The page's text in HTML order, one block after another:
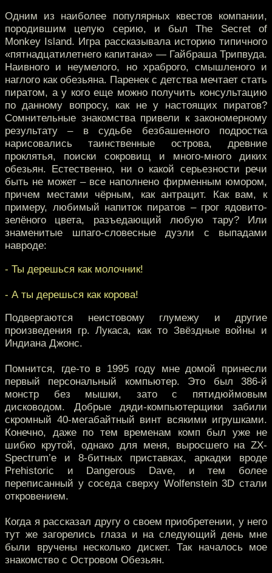
Одним из наиболее популярных квестов компании,
породившим целую серию, и был The Secret of
Monkey Island. Игра рассказывала историю типичного
«пятнадцатилетнего капитана» — Гайбраша Трипвуда.
Наивного и неумелого, но храброго, смышленого и
наглого как обезьяна. Паренек с детства мечтает стать
пиратом, а у кого еще можно получить консультацию
по данному вопросу, как не у настоящих пиратов?
Сомнительные знакомства привели к закономерному
результату – в судьбе безбашенного подростка
нарисовались таинственные острова, древние
проклятья, поиски сокровищ и много-много диких
обезьян. Естественно, ни о какой серьезности речи
быть не может – все наполнено фирменным юмором,
причем местами чёрным, как антрацит. Как вам, к
примеру, любимый напиток пиратов – грог ядовито-
зелёного цвета, разъедающий любую тару? Или
знаменитые шпаго-словесные дуэли с выпадами
навроде:
- Ты дерешься как молочник!
- А ты дерешься как корова!
Подвергаются неистовому глумежу и другие
произведения гр. Лукаса, как то Звёздные войны и
Индиана Джонс.
Помнится, где-то в 1995 году мне домой принесли
первый персональный компьютер. Это был 386-й
монстр без мышки, зато с пятидюймовым
дисководом. Добрые дяди-компьютерщики забили
скромный 40-мегабайтный винт всякими игрушками.
Конечно, даже по тем временам комп был уже не
шибко крутой, однако для меня, выросшего на ZX-
Spectrum’е и 8-битных приставках, аркадки вроде
Prehistoric и Dangerous Dave, и тем более
переписанный у соседа сверху Wolfenstein 3D стали
откровением.
Когда я рассказал другу о своем приобретении, у него
тут же загорелись глаза и на следующий день мне
были вручены несколько дискет. Так началось мое
знакомство с Островом Обезьян.